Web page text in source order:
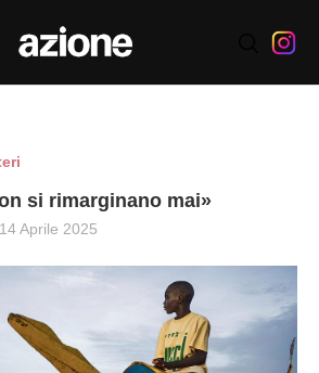
si rimarginano mai»
14 Aprile 2025